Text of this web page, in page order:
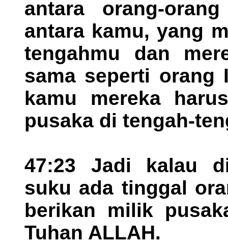
antara orang-
antara kamu, yang
tengahmu dan
sama seperti orang
kamu mereka
pusaka di tengah-
47:23 Jadi kalau
suku ada tinggal
berikan milik
Tuhan ALLAH.